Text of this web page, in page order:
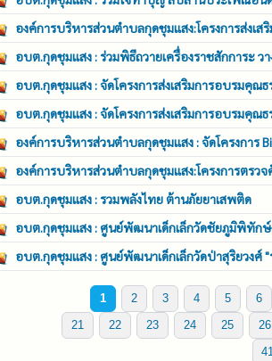
องค์การบริหารส่วนตำบลกุดชุมแสง:โครงการส่ง
อบต.กุดชุมแสง : ร่วมพิธีถวายเครื่องราชสักการ
อบต.กุดชุมแสง : จัดโครงการส่งเสริมการอบรมคุ
อบต.กุดชุมแสง : จัดโครงการส่งเสริมการอบรมคุ
องค์การบริหารส่วนตำบลกุดชุมแสง : จัดโครงการ
องค์การบริหารส่วนตำบลกุดชุมแสง:โครงการตรว
อบต.กุดชุมแสง : รวมพลังไทย ต้านภัยยาเสพติด
อบต.กุดชุมแสง : ศูนย์พัฒนาเด็กเล็กวัดชัยภูมิพิทักษ์
อบต.กุดชุมแสง : ศูนย์พัฒนาเด็กเล็กวัดป่าสุริยวงศ์
1 2 3 4 5
6
21
22 23 24 25
26